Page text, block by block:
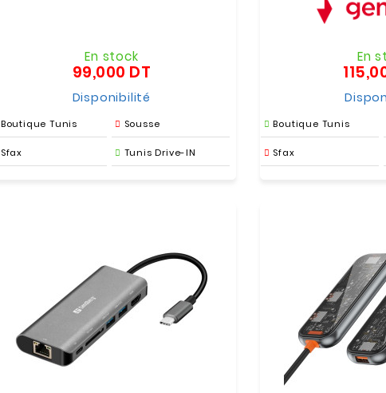
En stock
99,000 DT
Disponibilité
Boutique Tunis Sousse
Sfax Tunis Drive-IN
En
Boutique Tunis
Sfax